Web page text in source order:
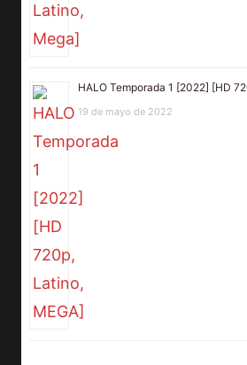
HALO Temporada 1 [2022] [HD
19 de mayo de 2022